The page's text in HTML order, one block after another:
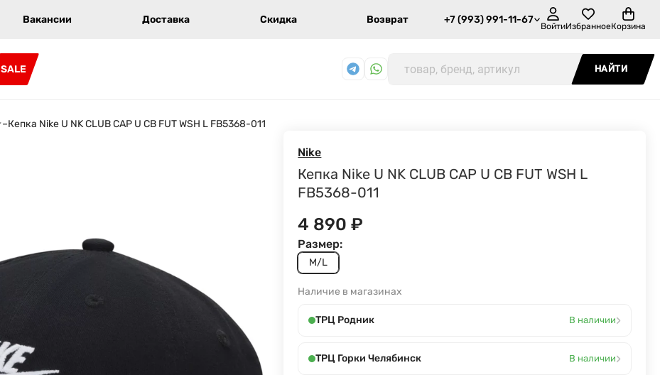
Вакансии Доставка Скидка Возврат +7 (993) 991-11-67
ВойтиИзбранноеКорзина
SALE НАЙТИ
–Кепка Nike U NK CLUB CAP U CB FUT WSH L FB5368-011
Nike
Кепка Nike U NK CLUB CAP U CB FUT WSH L
FB5368-011
4 890₽
M/L
Размер:
Наличие в магазинах
ТРЦ Родник В наличии›
ТРЦ Горки Челябинск В наличии›